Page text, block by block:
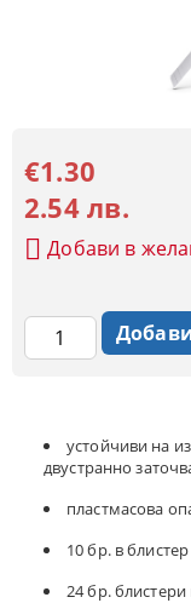
устойчиви на
двустранно
пластмасова
10 бр. в блистер
24 бр. блистери
€1.30
2.54 лв.
Добави в